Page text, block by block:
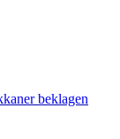
beklagen